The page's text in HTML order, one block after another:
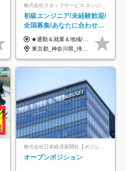
初級エンジニア/未経験歓迎/
全国募集/あなたに合わせた
オリジナル研修をご用
意/AI・IoT/残業平均8時間
★通勤＆就業＆地域/住宅＆役職手当あり ★残業代は全額支給 ★選べる給与制度あり！ ■東京・神奈川・千葉・埼玉勤務の場合 月給24.5万円～55万円＋諸手当 （残業代は全額支給） (20,000円の地域/住宅手当込み) ■愛知・京都・大阪・兵庫勤務の場合 月給24万円以上＋諸手当 （残業代は全額支給） (15,000円の地域/住宅手当込み) ■茨城・栃木・群馬・静岡・三重・滋賀・広島・福岡勤務の場合 月給23.5万円以上＋諸手当 （残業代は全額支給） (10,000円の地域/住宅手当込み) ■北海道・宮城・山梨・長野・岐阜・奈良・和歌山・岡山勤務の場合 月給23万円以上＋諸手当 （残業代は全額支給） (5,000円の地域/住宅手当込み) ■その他のエリア勤務の場合 月給22.5万円以上＋諸手当 （残業代は全額支給） ※経験や能力を考慮し、当社規定により優遇します 【昇給：年一回実施】 【選べる給与制度】 ★収入を重視する方に… 「変動型人事制度」の選択も可能（派遣先からの評価に応じて収入アップ！） ※年2回のタイミングで希望者と面談の上決定します。
東京都_神奈川県_埼玉県_千葉県_大阪府_愛知県_北海道_岩手県_宮城県_山形県_福島県_茨城県_栃木県_群馬県_山梨県_長野県_富山県_石川県_静岡県_岐阜県_三重県_兵庫県_京都府_滋賀県_奈良県_広島県_岡山県_山口県_愛媛県_福岡県_熊本県_長崎県
株式会社日本経済新聞社【ポジションマッチ登録】
オープンポジション